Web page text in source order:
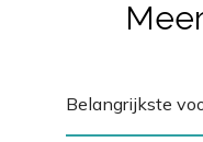
Belangrijkste